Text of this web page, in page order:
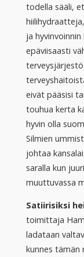
todella sääli,
ja
epäviisaasti
eivät pääsisi
touhua kerta
hyvin olla
Silmien
johtaa
saralla kun
muuttuvassa
Satiirisiksi
toimittaja
ladataan
kunnes tämän